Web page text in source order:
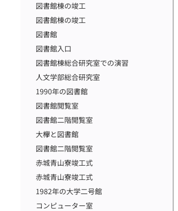
図書館棟の竣工
図書館棟の竣工
図書館
図書館入口
図書館棟総合研究室での演習
人文学部総合研究室
1990年の図書館
図書館閲覧室
図書館二階閲覧室
大欅と図書館
図書館二階閲覧室
赤城青山寮竣工式
赤城青山寮竣工式
1982年の大学二号館
コンピューター室